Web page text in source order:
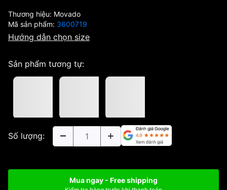
Thương hiệu: Movado
Mã sản phẩm: 3600719
Hướng dẫn chọn size
Sản phẩm tương tự:
Số lượng:
Mua ngay - Free shipping